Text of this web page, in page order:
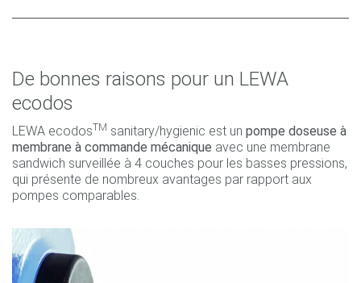
De bonnes raisons pour un LEWA
ecodos
LEWA ecodosTM sanitary/hygienic est un pompe doseuse à
membrane à commande mécanique avec une membrane
sandwich surveillée à 4 couches pour les basses pressions,
qui présente de nombreux avantages par rapport aux
pompes comparables.